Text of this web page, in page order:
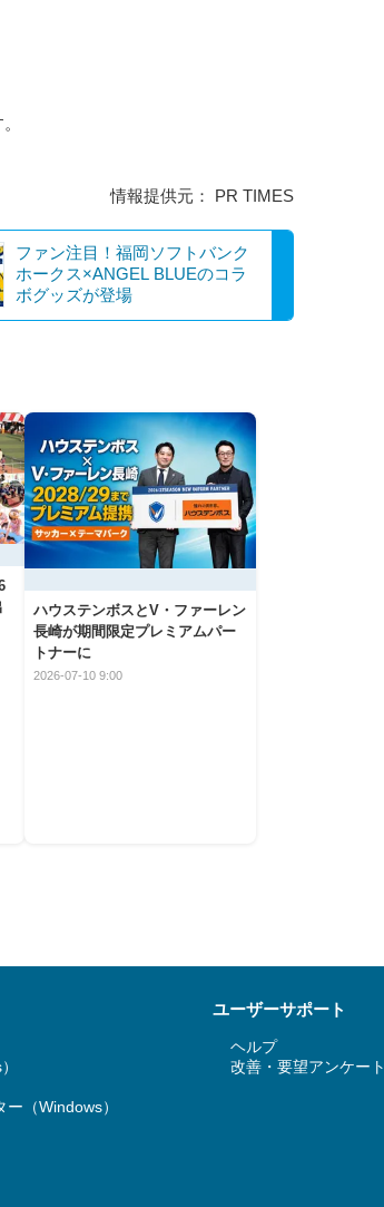
情報提供元： PR TIMES
ファン注目！福岡ソフトバンク
ホークス×ANGEL BLUEのコラ
ボグッズが登場
ハウステンボスとV・ファーレン
長崎が期間限定プレミアムパー
トナーに
2026-07-10 9:00
（Windows）
ユーザーサポート
ヘルプ
改善・要望アンケート